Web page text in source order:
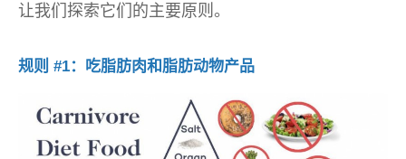
让我们探索它们的主要原则。
规则 #1：吃脂肪肉和脂肪动物产品